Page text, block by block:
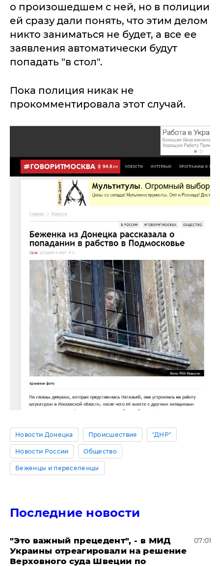
о произошедшем с ней, но в полиции
ей сразу дали понять, что этим делом
никто заниматься не будет, а все ее
заявления автоматически будут
попадать "в стол".
Пока полиция никак не
прокомментировала этот случай.
Новости Донецка Происшествия "ДНР"
Новости России Общество
Беженцы и переселенцы
Последние новости
"Это важный прецедент", - в МИД
Украины отреагировали на решение
Верховного суда Швеции по
07:01